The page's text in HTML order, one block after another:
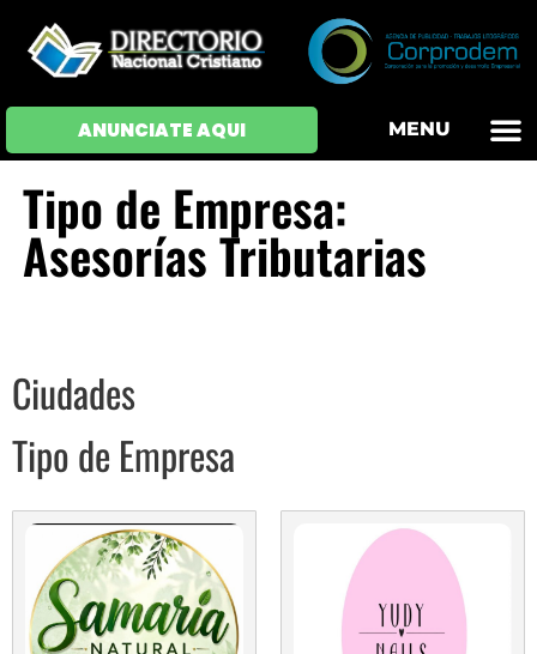
ANUNCIATE AQUI MENU
Tipo de Empresa:
Asesorías Tributarias
Ciudades
Tipo de Empresa